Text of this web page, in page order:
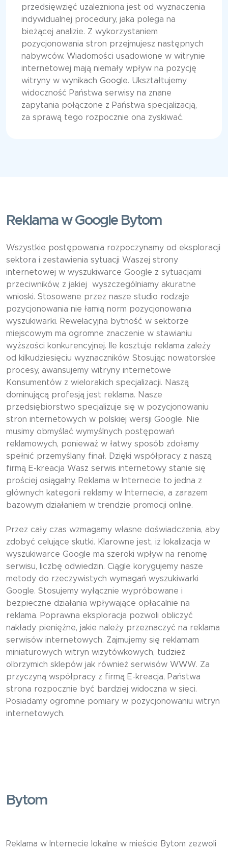
przedsięwzięć uzależniona jest od wyznaczenia
indywidualnej procedury, jaka polega na
bieżącej analizie. Z wykorzystaniem
pozycjonowania stron przejmujesz następnych
nabywców. Wiadomości usadowione w witrynie
internetowej mają niemały wpływ na pozycję
witryny w wynikach Google. Ukształtujemy
widoczność Państwa serwisy na znane
zapytania połączone z Państwa specjalizacją,
za sprawą tego rozpocznie ona zyskiwać.
Reklama w Google Bytom
Wszystkie postępowania rozpoczynamy od eksploracji
sektora i zestawienia sytuacji Waszej strony
internetowej w wyszukiwarce Google z sytuacjami
przeciwników, z jakiej wyszczególniamy akuratne
wnioski. Stosowane przez nasze studio rodzaje
pozycjonowania nie łamią norm pozycjonowania
wyszukiwarki. Rewelacyjna bytność w sektorze
miejscowym ma ogromne znaczenie w stawianiu
wyższości konkurencyjnej. Ile kosztuje reklama zależy
od kilkudziesięciu wyznaczników. Stosując nowatorskie
procesy, awansujemy witryny internetowe
Konsumentów z wielorakich specjalizacji. Naszą
dominującą profesją jest reklama. Nasze
przedsiębiorstwo specjalizuje się w pozycjonowaniu
stron internetowych w polskiej wersji Google. Nie
musimy obmyślać wymyślnych postępowań
reklamowych, ponieważ w łatwy sposób zdołamy
spełnić przemyślany finał. Dzięki współpracy z naszą
firmą E-kreacja Wasz serwis internetowy stanie się
prościej osiągalny. Reklama w Internecie to jedna z
głównych kategorii reklamy w Internecie, a zarazem
bazowym działaniem w trendzie promocji online.
Przez cały czas wzmagamy własne doświadczenia, aby
zdobyć celujące skutki. Klarowne jest, iż lokalizacja w
wyszukiwarce Google ma szeroki wpływ na renomę
serwisu, liczbę odwiedzin. Ciągle korygujemy nasze
metody do rzeczywistych wymagań wyszukiwarki
Google. Stosujemy wyłącznie wypróbowane i
bezpieczne działania wpływające opłacalnie na
reklama. Poprawna eksploracja pozwoli obliczyć
nakłady pieniężne, jakie należy przeznaczyć na reklama
serwisów internetowych. Zajmujemy się reklamam
miniaturowych witryn wizytówkowych, tudzież
olbrzymich sklepów jak również serwisów WWW. Za
przyczyną współpracy z firmą E-kreacja, Państwa
strona rozpocznie być bardziej widoczna w sieci.
Posiadamy ogromne pomiary w pozycjonowaniu witryn
internetowych.
Bytom
Reklama w Internecie lokalne w mieście Bytom zezwoli